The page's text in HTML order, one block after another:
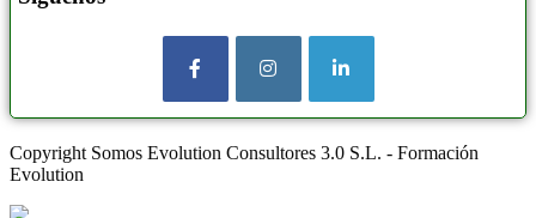
Copyright Somos Evolution Consultores 3.0 S.L. - Formación
Evolution